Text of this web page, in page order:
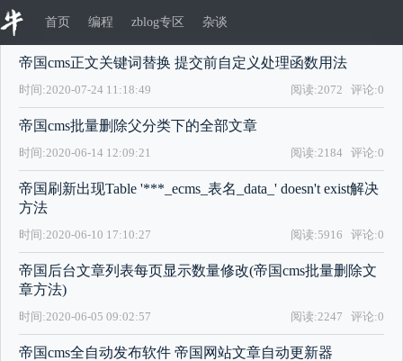
首页 编程 zblog专区 杂谈
帝国cms正文关键词替换 提交前自定义处理函数用法
时间:2020-07-24 11:18:49 评论:0
阅读:2072
帝国cms批量删除父分类下的全部文章
时间:2020-06-14 12:09:21 评论:0
阅读:2184
帝国刷新出现Table '***_ecms_表名_data_' doesn't exist解决
方法
时间:2020-06-10 17:10:27 评论:0
阅读:5916
帝国后台文章列表每页显示数量修改(帝国cms批量删除文
章方法)
时间:2020-06-05 09:02:57 评论:0
阅读:2247
帝国cms全自动发布软件 帝国网站文章自动更新器